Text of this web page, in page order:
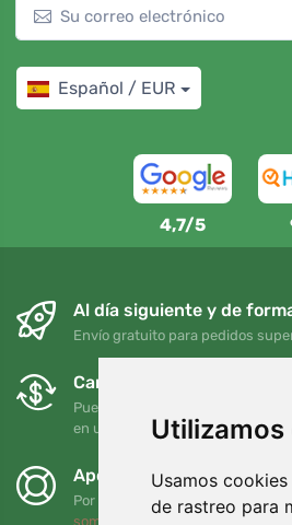
Usamos
de rastreo para
Español / EUR
4,7/5
Al día siguiente y de
Envío gratuito para pedidos
Cambios y devoluciones
Puede devolver o cambiar su
en un plazo de 90 días
Apoyamos a Trees.org
Por cada pedido plantamos un
somos